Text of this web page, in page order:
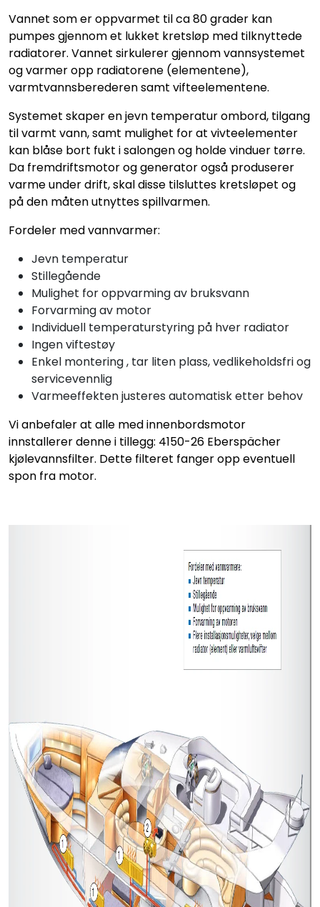
Vannet som er oppvarmet til ca 80 grader kan
pumpes gjennom et lukket kretsløp med tilknyttede
radiatorer. Vannet sirkulerer gjennom vannsystemet
og varmer opp radiatorene (elementene),
varmtvannsberederen samt vifteelementene.
Systemet skaper en jevn temperatur ombord, tilgang
til varmt vann, samt mulighet for at vivteelementer
kan blåse bort fukt i salongen og holde vinduer tørre.
Da fremdriftsmotor og generator også produserer
varme under drift, skal disse tilsluttes kretsløpet og
på den måten utnyttes spillvarmen.
Fordeler med vannvarmer:
Jevn temperatur
Stillegående
Mulighet for oppvarming av bruksvann
Forvarming av motor
Individuell temperaturstyring på hver radiator
Ingen viftestøy
Enkel montering , tar liten plass, vedlikeholdsfri og
servicevennlig
Varmeeffekten justeres automatisk etter behov
Vi anbefaler at alle med innenbordsmotor
innstallerer denne i tillegg: 4150-26 Eberspächer
kjølevannsfilter. Dette filteret fanger opp eventuell
spon fra motor.